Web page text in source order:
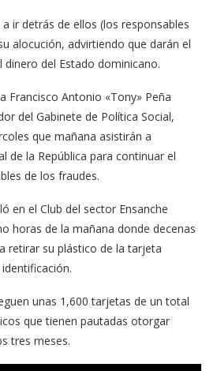
ir detrás de ellos (los responsables
alocución, advirtiendo que darán el
dinero del Estado dominicano.
Francisco Antonio «Tony» Peña
del Gabinete de Política Social,
que mañana asistirán a
de la República para continuar el
de los fraudes.
en el Club del sector Ensanche
horas de la mañana donde decenas
retirar su plástico de la tarjeta
unas 1,600 tarjetas de un total
que tienen pautadas otorgar
tres meses.